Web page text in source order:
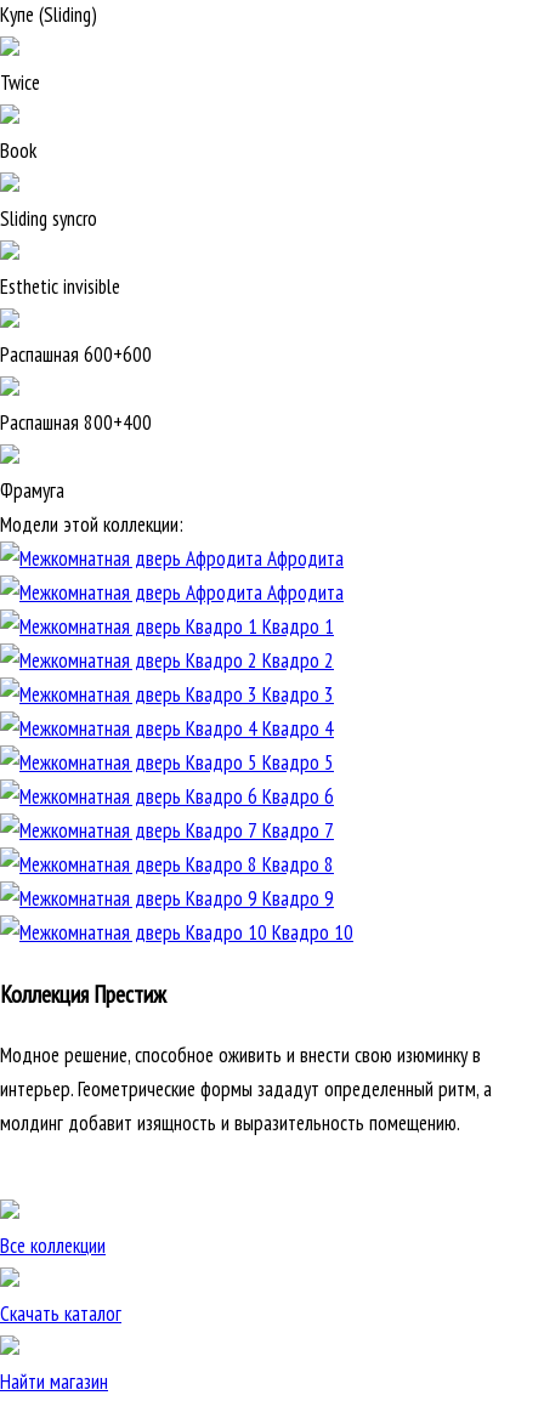
Купе (Sliding)
Twice
Book
Sliding syncro
Esthetic invisible
Распашная 600+600
Распашная 800+400
Фрамуга
Модели этой коллекции:
Афродита
Афродита
Квадро 1
Квадро 2
Квадро 3
Квадро 4
Квадро 5
Квадро 6
Квадро 7
Квадро 8
Квадро 9
Квадро 10
Коллекция Престиж
Модное решение, способное оживить и внести свою изюминку в
интерьер. Геометрические формы зададут определенный ритм, а
молдинг добавит изящность и выразительность помещению.
Все коллекции
Скачать каталог
Найти магазин